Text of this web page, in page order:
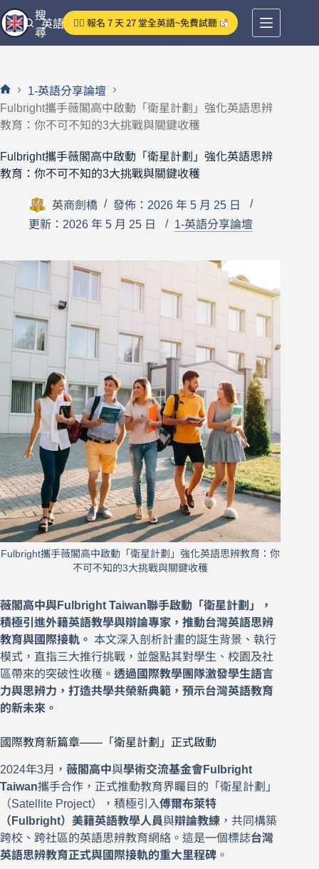
跳
至
主
容
英語分享論壇
搜
尋
👉🏻 報名 7 天 27 堂全英語~免費試聽
首
頁
1-英語分享論壇
Fulbright攜手薇閣高中啟動「衛星計劃」強化英語思辨
教育：你不可不知的3大挑戰與關鍵收穫
Fulbright攜手薇閣高中啟動「衛星計劃」強化英語思辨
教育：你不可不知的3大挑戰與關鍵收穫
英商劍橋
發佈：2026 年 5 月 25 日
更新：2026 年 5 月 25 日
1-英語分享論壇
Fulbright攜手薇閣高中啟動「衛星計劃」強化英語思辨教育：你
不可不知的3大挑戰與關鍵收穫
薇閣高中與Fulbright Taiwan聯手啟動「衛星計劃」，
積極引進外籍英語教學與辯論專家，推動台灣英語思辨
教育與國際接軌。 本文深入剖析計畫的誕生背景、執行
模式，直指三大推行挑戰，並盤點其對學生、校園及社
區帶來的突破性收穫。 透過國際教學團隊激發學生語言
力與思辨力，打造共學共榮新典範，預示台灣英語教育
的新未來。
國際教育新篇章——「衛星計劃」正式啟動
2024年3月， 薇閣高中與學術交流基金會Fulbright
Taiwan攜手合作，正式推動教育界矚目的「衛星計劃」
（Satellite Project），積極引入傅爾布萊特
（Fulbright）美籍英語教學人員與辯論教練 ，共同構築
跨校、跨社區的英語思辨教育網絡。這是一個標誌台灣
英語思辨教育正式與國際接軌的重大里程碑 。